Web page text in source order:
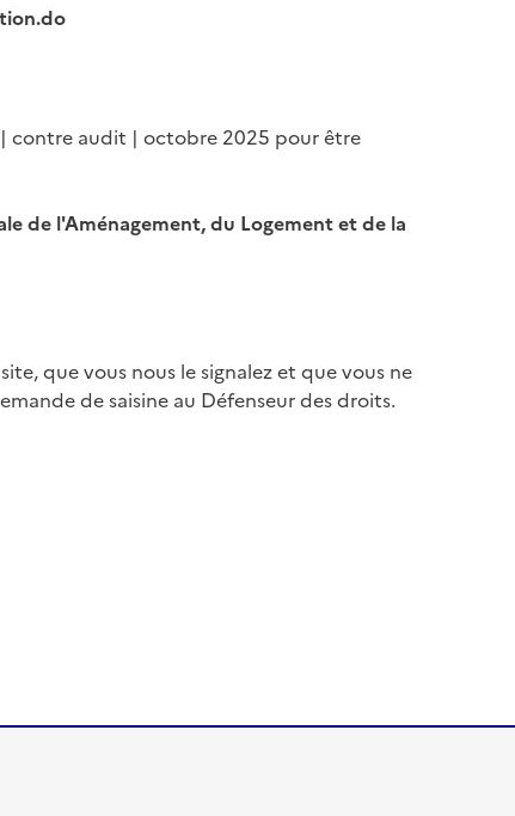
| contre audit | octobre 2025 pour être
de l'Aménagement, du Logement et de la
que vous nous le signalez et que vous ne
de saisine au Défenseur des droits.